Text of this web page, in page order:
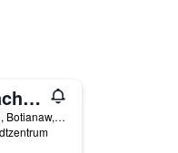
Bojo Beach Resort
Kokrobite Road, Botianaw, Ghana